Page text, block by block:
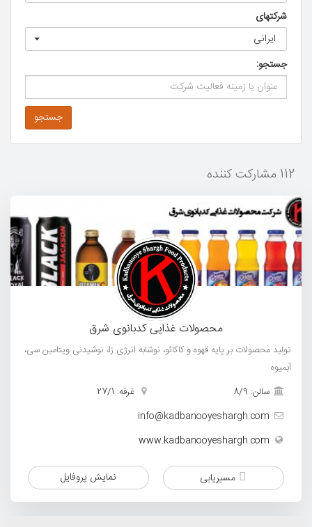
شرکتهای
ایرانی
جستجو:
جستجو
112 مشارکت کننده
محصولات غذایی کدبانوی شرق
تولید محصولات بر پایه قهوه و کاکائو، نوشابه انرژی زا، نوشیدنی ویتامین سی،
آبمیوه
سالن: 8/9
غرفه: 27/1
info@kadbanooyeshargh.com
www.kadbanooyeshargh.com
مسیریابی نمایش پروفایل